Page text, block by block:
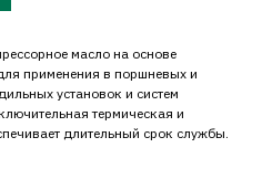
масло на основе
применения в поршневых и
установок и систем
термическая и
длительный срок службы.